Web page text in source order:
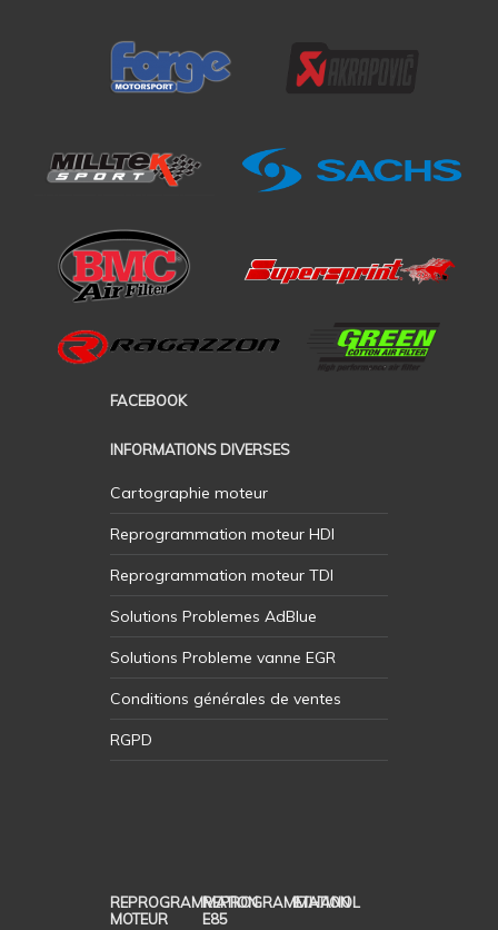
FACEBOOK
INFORMATIONS DIVERSES
Cartographie moteur
Reprogrammation moteur HDI
Reprogrammation moteur TDI
Solutions Problemes AdBlue
Solutions Probleme vanne EGR
Conditions générales de ventes
RGPD
REPROGRAMMATION
MOTEUR
REPROGRAMMATION
E85
ETHANOL